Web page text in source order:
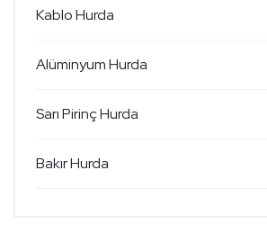
Kablo Hurda
Alüminyum Hurda
Sarı Pirinç Hurda
Bakır Hurda